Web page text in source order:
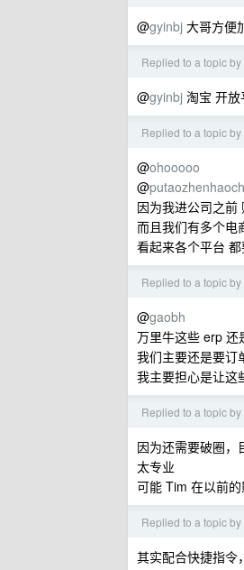
@gyinbj 大哥方便
Replied to a topic by
@gyinbj 淘宝 开放
Replied to a topic by
@ohooooo
@
因为我进公司之前
而且我们有多个电
看起来各个平台
Replied to a topic by
@gaobh
万里牛这些 erp 还
我们主要还是要订
我主要担心是让这
Replied to a topic by
因为还需要破圈，
太专业
可能 Tim 在以前
Replied to a topic by
其实配合快捷指令